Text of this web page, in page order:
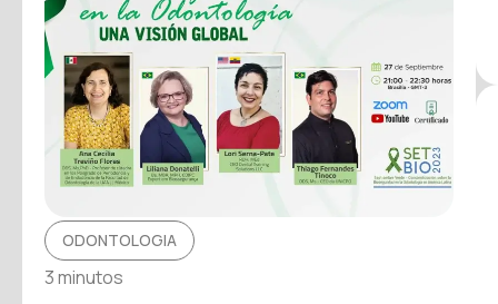
ODONTOLOGIA
3 minutos